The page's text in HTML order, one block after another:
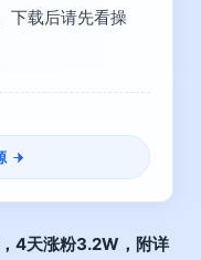
下载后请先看操
4天涨粉3.2W，附详